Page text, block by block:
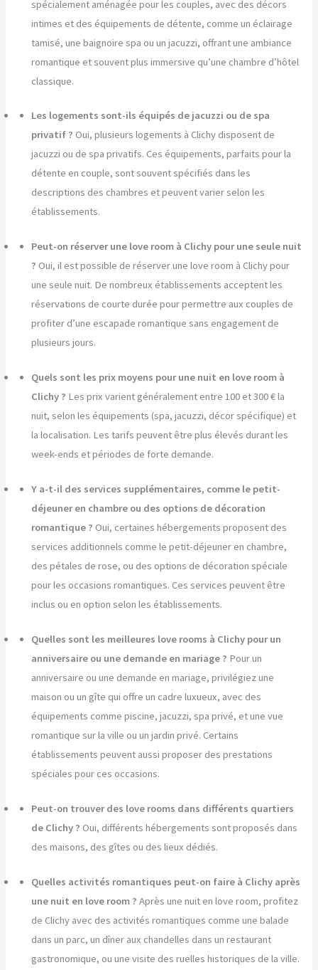
spécialement aménagée pour les couples, avec des décors
intimes et des équipements de détente, comme un éclairage
tamisé, une baignoire spa ou un jacuzzi, offrant une ambiance
romantique et souvent plus immersive qu’une chambre d’hôtel
classique.
Les logements sont-ils équipés de jacuzzi ou de spa
privatif ? Oui, plusieurs logements à Clichy disposent de
jacuzzi ou de spa privatifs. Ces équipements, parfaits pour la
détente en couple, sont souvent spécifiés dans les
descriptions des chambres et peuvent varier selon les
établissements.
Peut-on réserver une love room à Clichy pour une seule nuit
? Oui, il est possible de réserver une love room à Clichy pour
une seule nuit. De nombreux établissements acceptent les
réservations de courte durée pour permettre aux couples de
profiter d’une escapade romantique sans engagement de
plusieurs jours.
Quels sont les prix moyens pour une nuit en love room à
Clichy ? Les prix varient généralement entre 100 et 300 € la
nuit, selon les équipements (spa, jacuzzi, décor spécifique) et
la localisation. Les tarifs peuvent être plus élevés durant les
week-ends et périodes de forte demande.
Y a-t-il des services supplémentaires, comme le petit-
déjeuner en chambre ou des options de décoration
romantique ? Oui, certaines hébergements proposent des
services additionnels comme le petit-déjeuner en chambre,
des pétales de rose, ou des options de décoration spéciale
pour les occasions romantiques. Ces services peuvent être
inclus ou en option selon les établissements.
Quelles sont les meilleures love rooms à Clichy pour un
anniversaire ou une demande en mariage ? Pour un
anniversaire ou une demande en mariage, privilégiez une
maison ou un gîte qui offre un cadre luxueux, avec des
équipements comme piscine, jacuzzi, spa privé, et une vue
romantique sur la ville ou un jardin privé. Certains
établissements peuvent aussi proposer des prestations
spéciales pour ces occasions.
Peut-on trouver des love rooms dans différents quartiers
de Clichy ? Oui, différents hébergements sont proposés dans
des maisons, des gîtes ou des lieux dédiés.
Quelles activités romantiques peut-on faire à Clichy après
une nuit en love room ? Après une nuit en love room, profitez
de Clichy avec des activités romantiques comme une balade
dans un parc, un dîner aux chandelles dans un restaurant
gastronomique, ou une visite des ruelles historiques de la ville.